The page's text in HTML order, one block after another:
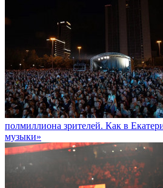
полмиллиона зрителей. Как в
музыки»